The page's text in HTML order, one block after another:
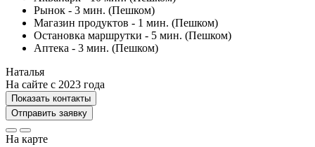
Рынок - 3 мин. (Пешком)
Магазин продуктов - 1 мин. (Пешком)
Остановка маршрутки - 5 мин. (Пешком)
Аптека - 3 мин. (Пешком)
Наталья
На сайте с 2023 года
Показать контакты
Отправить заявку
На карте